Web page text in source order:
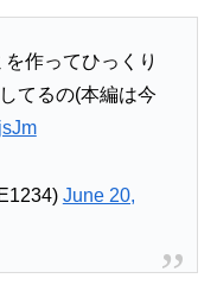
作ってひっくり
てるの(本編は今
June 20,